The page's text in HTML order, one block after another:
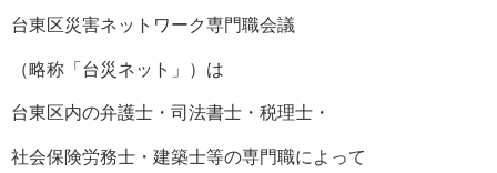
台東区災害ネットワーク専門職会議
（略称「台災ネット」）は
台東区内の弁護士・司法書士・税理士・
社会保険労務士・建築士等の専門職によって